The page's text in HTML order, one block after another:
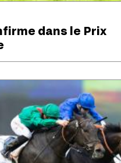
dans le Prix